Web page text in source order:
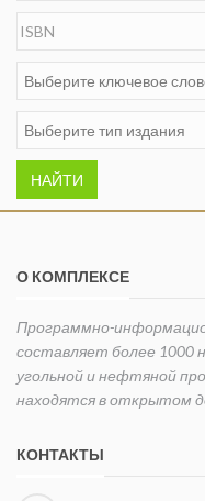
НАЙТИ
О КОМПЛЕКСЕ
Программно-
составляет более 1000
угольной и нефтяной
находятся в открытом
КОНТАКТЫ